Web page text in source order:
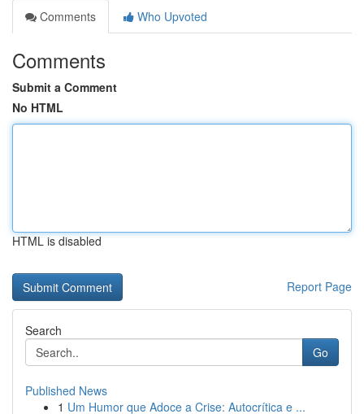
Comments
Who Upvoted
Comments
Submit a Comment
No HTML
HTML is disabled
Report Page
Search
Go
Published News
1 Um Humor que Adoce a Crise: Autocrítica e ...